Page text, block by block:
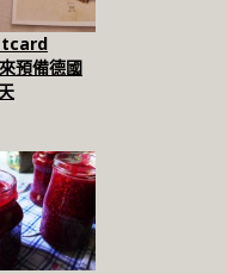
預備德國